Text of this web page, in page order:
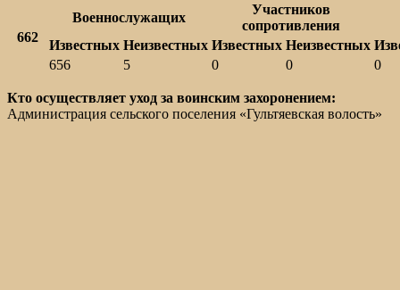
662
Военнослужащих
Участников
сопротивления
Известных Неизвестных Известных Неизвестных
656
5 0 0 0
Кто осуществляет уход за воинским захоронением:
Администрация сельского поселения «Гультяевская волость»